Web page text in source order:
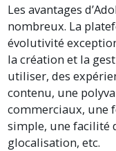
Les avantages
nombreux. La
évolutivité
la création et la
utiliser, des
contenu, une
commerciaux, une
simple, une facilité
glocalisation, etc.